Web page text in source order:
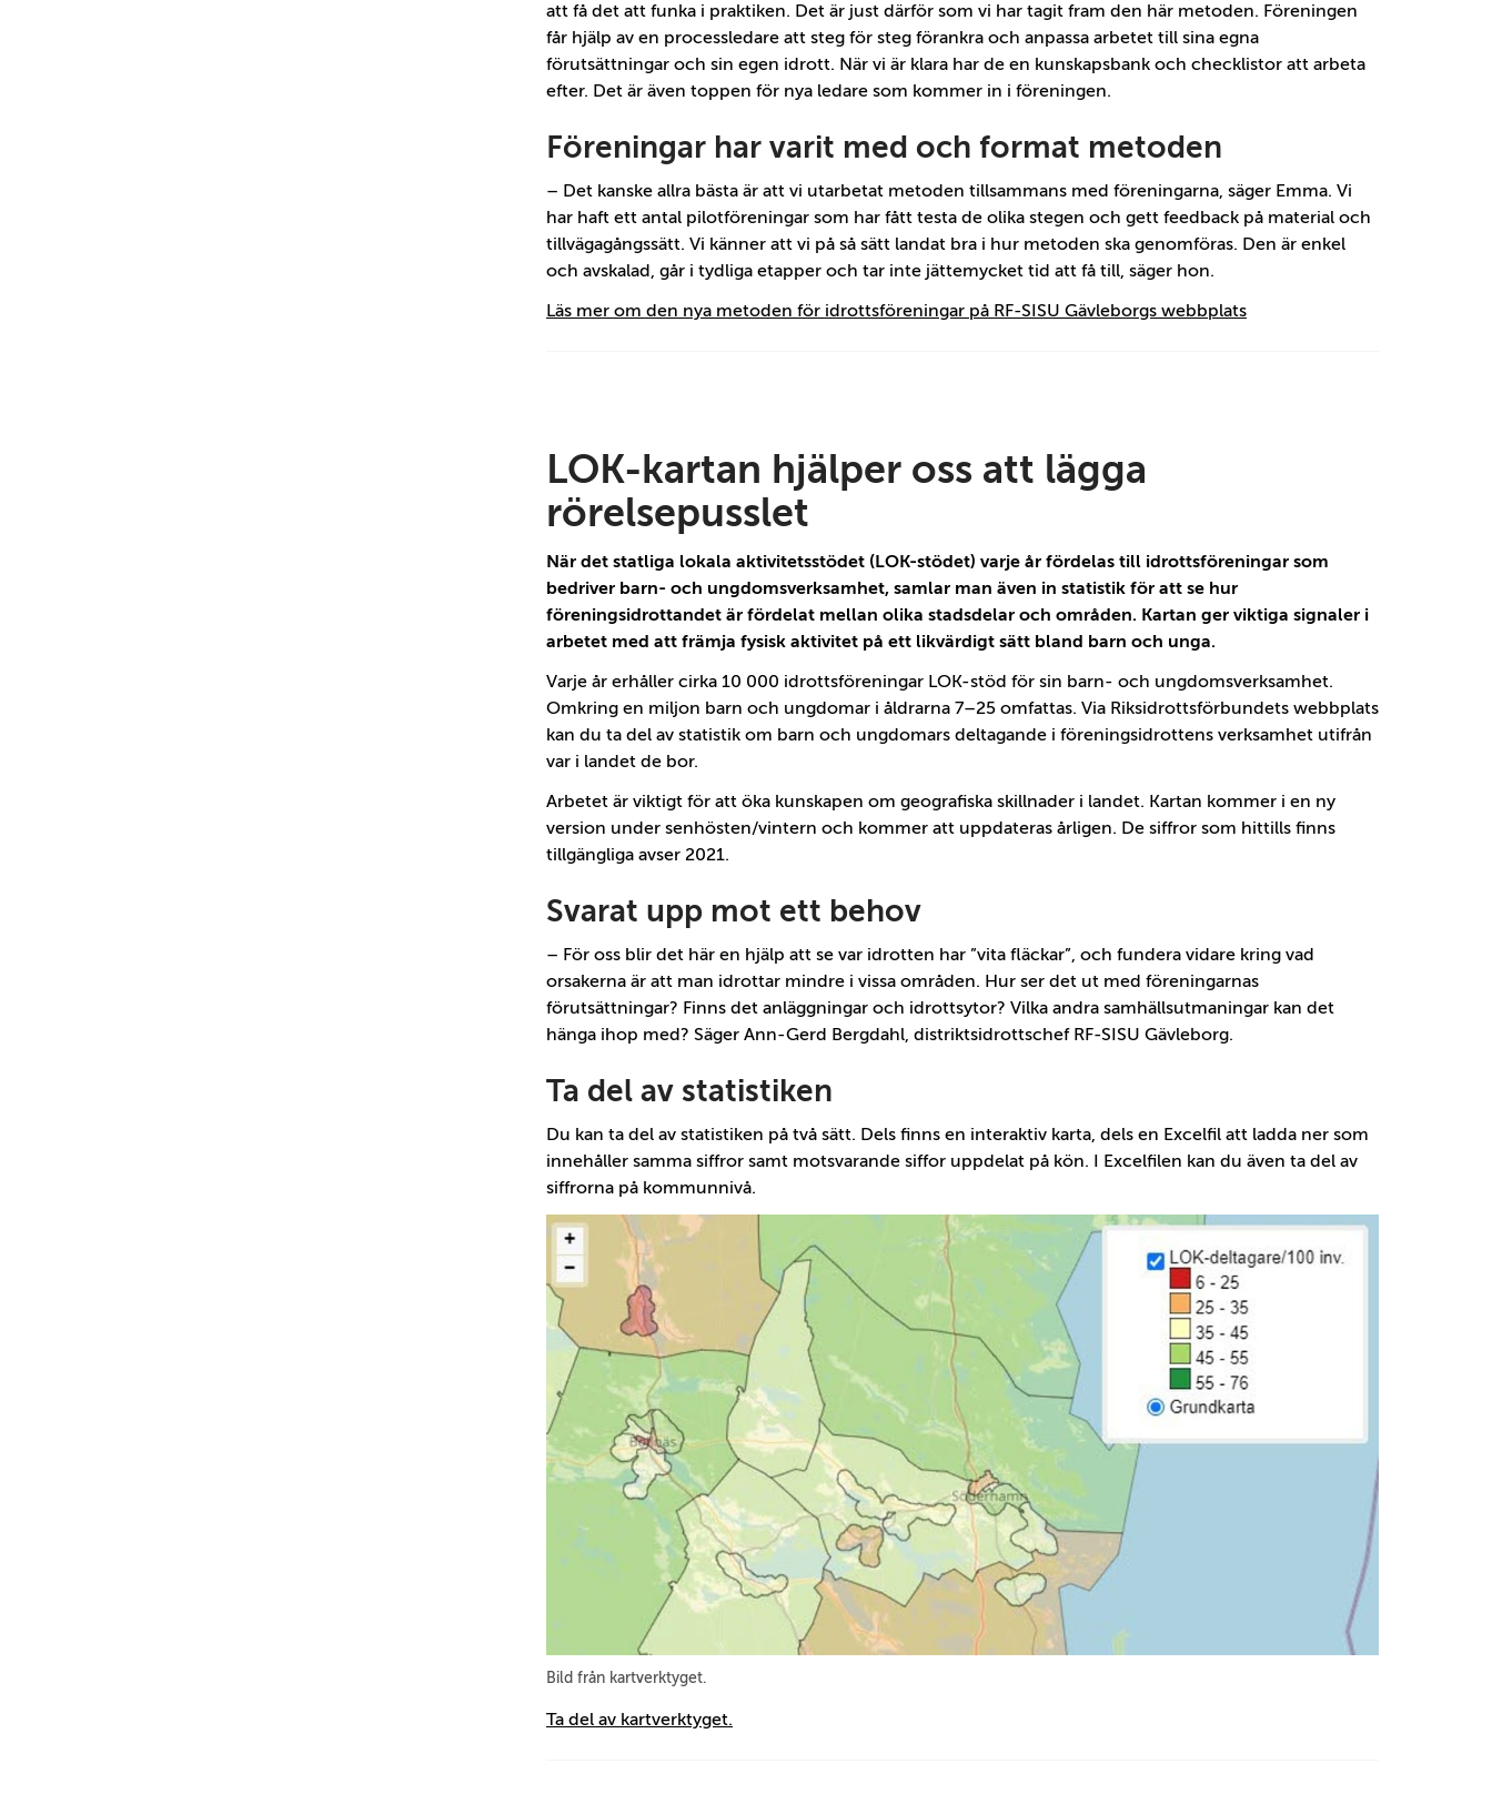
att få det att funka i praktiken. Det är just därför som vi har tagit fram den här metoden. Föreningen
får hjälp av en processledare att steg för steg förankra och anpassa arbetet till sina egna
förutsättningar och sin egen idrott. När vi är klara har de en kunskapsbank och checklistor att arbeta
efter. Det är även toppen för nya ledare som kommer in i föreningen.
Föreningar har varit med och format metoden
– Det kanske allra bästa är att vi utarbetat metoden tillsammans med föreningarna, säger Emma. Vi
har haft ett antal pilotföreningar som har fått testa de olika stegen och gett feedback på material och
tillvägagångssätt. Vi känner att vi på så sätt landat bra i hur metoden ska genomföras. Den är enkel
och avskalad, går i tydliga etapper och tar inte jättemycket tid att få till, säger hon.
Läs mer om den nya metoden för idrottsföreningar på RF-SISU Gävleborgs webbplats
LOK-kartan hjälper oss att lägga
rörelsepusslet
När det statliga lokala aktivitetsstödet (LOK-stödet) varje år fördelas till idrottsföreningar som
bedriver barn- och ungdomsverksamhet, samlar man även in statistik för att se hur
föreningsidrottandet är fördelat mellan olika stadsdelar och områden. Kartan ger viktiga signaler i
arbetet med att främja fysisk aktivitet på ett likvärdigt sätt bland barn och unga.
Varje år erhåller cirka 10 000 idrottsföreningar LOK-stöd för sin barn- och ungdomsverksamhet.
Omkring en miljon barn och ungdomar i åldrarna 7–25 omfattas. Via Riksidrottsförbundets webbplats
kan du ta del av statistik om barn och ungdomars deltagande i föreningsidrottens verksamhet utifrån
var i landet de bor.
Arbetet är viktigt för att öka kunskapen om geografiska skillnader i landet. Kartan kommer i en ny
version under senhösten/vintern och kommer att uppdateras årligen. De siffror som hittills finns
tillgängliga avser 2021.
Svarat upp mot ett behov
– För oss blir det här en hjälp att se var idrotten har ”vita fläckar”, och fundera vidare kring vad
orsakerna är att man idrottar mindre i vissa områden. Hur ser det ut med föreningarnas
förutsättningar? Finns det anläggningar och idrottsytor? Vilka andra samhällsutmaningar kan det
hänga ihop med? Säger Ann-Gerd Bergdahl, distriktsidrottschef RF-SISU Gävleborg.
Ta del av statistiken
Du kan ta del av statistiken på två sätt. Dels finns en interaktiv karta, dels en Excelfil att ladda ner som
innehåller samma siffror samt motsvarande siffor uppdelat på kön. I Excelfilen kan du även ta del av
siffrorna på kommunnivå.
Bild från kartverktyget.
Ta del av kartverktyget.